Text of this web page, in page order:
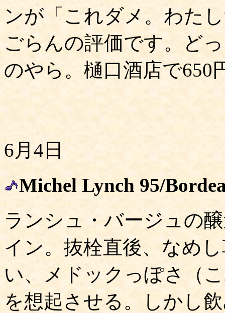
ンが「これダメ。わた
ごらんの評価です。ど
のやら。樋口酒店で650
6月4日
Michel Lynch 95/
ランシュ・バージュの
イン。抜栓直後、なめ
い、メドックっぽさ（
を想起させる。しかし